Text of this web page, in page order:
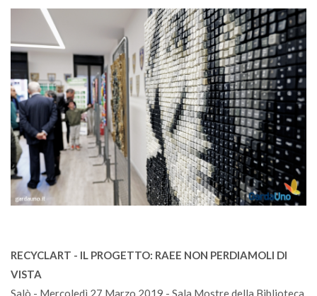
RECYCLART - IL PROGETTO: RAEE NON PERDIAMOLI DI
VISTA
Salò - Mercoledì 27 Marzo 2019 - Sala Mostre della Biblioteca